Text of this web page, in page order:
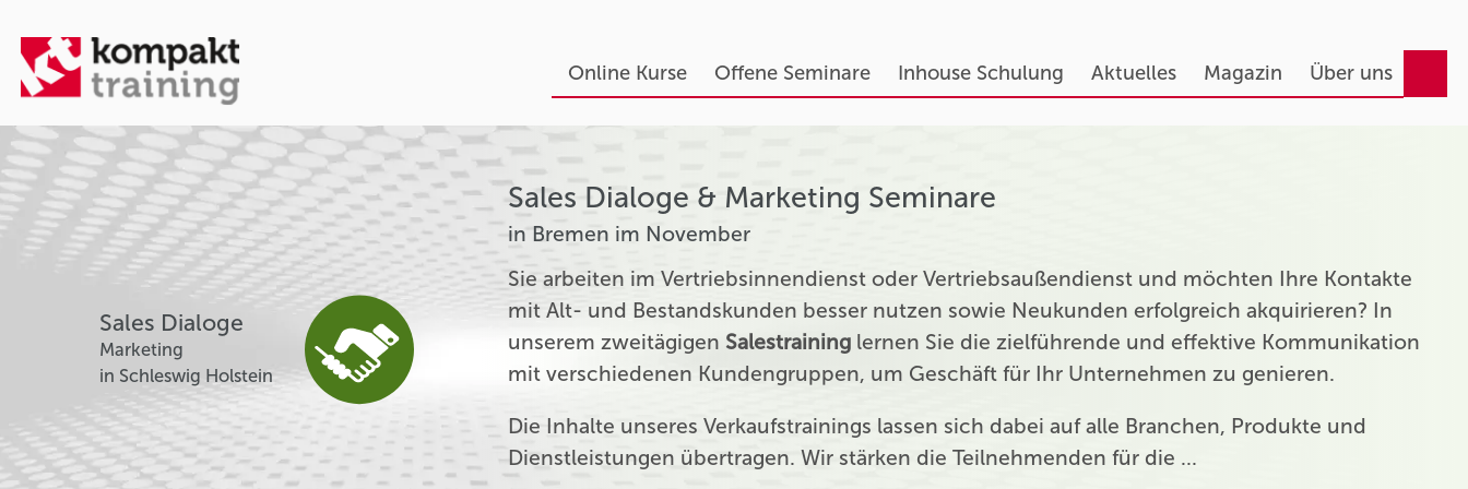
Online Kurse Offene Seminare Inhouse Schulung Aktuelles Magazin Über uns
Sales Dialoge
Marketing
in Schleswig Holstein
Sales Dialoge & Marketing Seminare
in Bremen im November
Sie arbeiten im Vertriebsinnendienst oder Vertriebsaußendienst und möchten Ihre Kontakte
mit Alt- und Bestandskunden besser nutzen sowie Neukunden erfolgreich akquirieren? In
unserem zweitägigenSalestraining lernen Sie die zielführende und effektive Kommunikation
mit verschiedenen Kundengruppen, um Geschäft für Ihr Unternehmen zu genieren.
Die Inhalte unseres Verkaufstrainings lassen sich dabei auf alle Branchen, Produkte und
Dienstleistungen übertragen. Wir stärken die Teilnehmenden für die …